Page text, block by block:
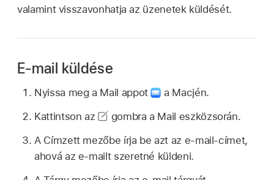
valamint visszavonhatja az üzenetek küldését.
E-mail küldése
Nyissa meg a Mail appot
a Macjén.
Kattintson az
gombra a Mail eszközsorán.
A Címzett mezőbe írja be azt az e-mail-címet,
ahová az e-mailt szeretné küldeni.